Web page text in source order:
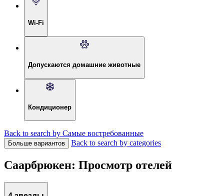
Wi-Fi
Допускаются домашние животные
Кондиционер
Back to search by Самые востребованные
Больше вариантов Back to search by categories
Саарбрюкен: Просмотр отелей